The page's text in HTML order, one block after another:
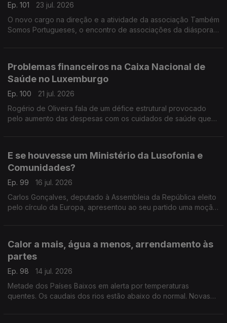
Ep. 101
23 jul. 2026
O novo cargo na direção e a atividade da associação Também
Somos Portugueses, o encontro de associações da diáspora
Problemas financeiros na Caixa Nacional de
Saúde no Luxemburgo
Ep. 100
21 jul. 2026
Rogério de Oliveira fala de um défice estrutural provocado
pelo aumento das despesas com os cuidados de saúde que
E se houvesse um Ministério da Lusofonia e
Comunidades?
Ep. 99
16 jul. 2026
Carlos Gonçalves, deputado à Assembleia da República eleito
pelo círculo da Europa, apresentou ao seu partido uma moção
Calor a mais, água a menos, arrendamento às
partes
Ep. 98
14 jul. 2026
Metade dos Países Baixos em alerta por temperaturas
quentes. Os caudais dos rios estão abaixo do normal. Novas